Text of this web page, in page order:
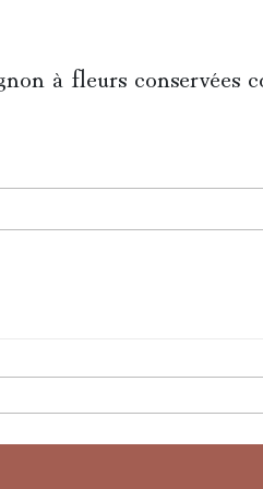
à fleurs conservées